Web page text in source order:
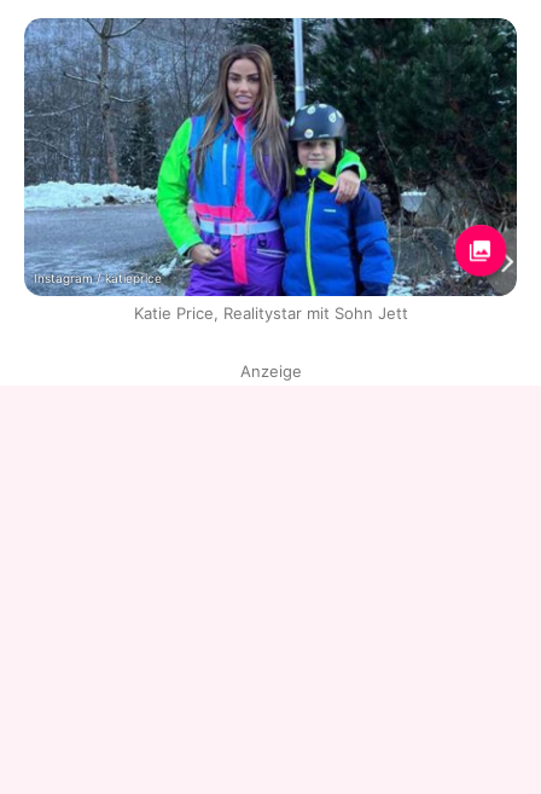
Instagram / katieprice
Katie Price, Realitystar mit Sohn Jett
Anzeige